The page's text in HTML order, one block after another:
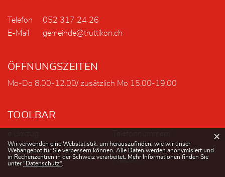
Telefon
052 317 24 26
E-Mail
gemeinde@truttikon.ch
ÖFFNUNGSZEITEN
Mo-Do 8.00-12.00/ zusätzlich Mo 15.00-19.00
TOOLBAR
Leben
Publikationen
Behörden
Freizeit
Webstatistik
Wir verwenden eine Webstatistik, um herauszufinden, wie wir unser
Webangebot für Sie verbessern können. Alle Daten werden anonymisiert und
in Rechenzentren in der Schweiz verarbeitet. Mehr Informationen finden Sie
unter“Datenschutz“.
×